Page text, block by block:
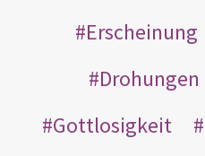
Erscheinung
Drohungen
Gottlosigkeit